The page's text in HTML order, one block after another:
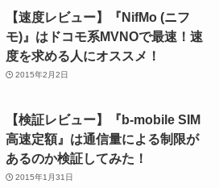
【速度レビュー】『NifMo (ニフ
モ)』はドコモ系MVNOで最速！速
度を求める人にオススメ！
2015年2月2日
【検証レビュー】『b-mobile SIM
高速定額』は通信量による制限が
あるのか検証してみた！
2015年1月31日